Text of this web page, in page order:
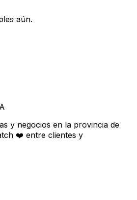
aún.
y negocios en la provincia de
❤️ entre clientes y